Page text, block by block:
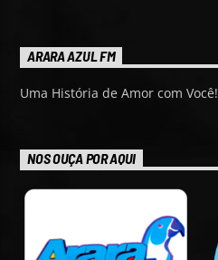
ARARA AZUL FM
Uma História de Amor com Você!
NOS OUÇA POR AQUI